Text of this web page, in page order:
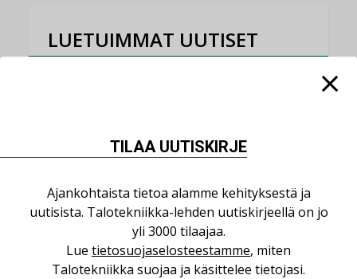
LUETUIMMAT UUTISET
Jarno Hacklin Cervin yrityskaupasta:
yhdistävät useita teknisiä osaamisalueita
saman katon alle”
Kolumni: Ilmastonmuutos muuttaa
TILAA UUTISKIRJE
Ajankohtaista tietoa alamme kehityksestä ja
uutisista. Talotekniikka-lehden uutiskirjeellä on jo
yli 3000 tilaajaa.
Lue tietosuojaselosteestamme, miten
Talotekniikka suojaa ja käsittelee tietojasi.